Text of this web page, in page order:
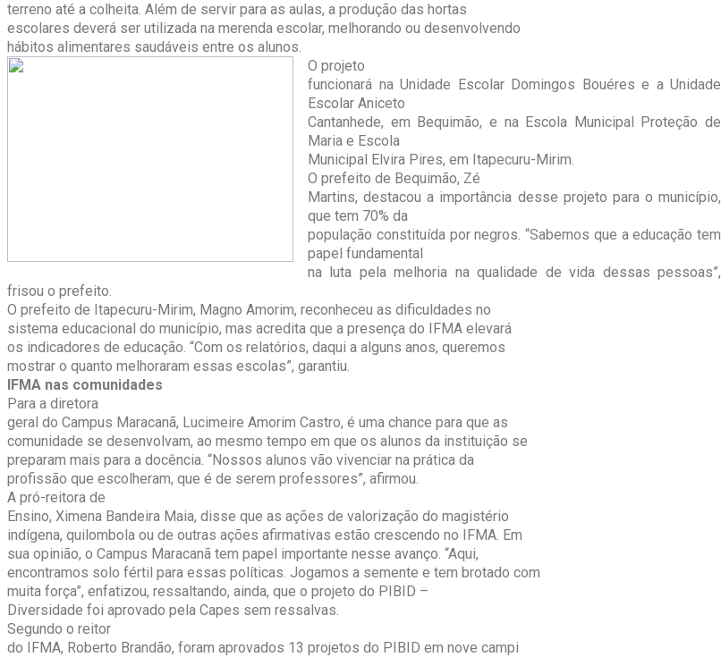
terreno até a colheita. Além de servir para as aulas, a produção das hortas
escolares deverá ser utilizada na merenda escolar, melhorando ou desenvolvendo
hábitos alimentares saudáveis entre os alunos.
O projeto
funcionará na Unidade Escolar Domingos Bouéres e a Unidade
Escolar Aniceto
Cantanhede, em Bequimão, e na Escola Municipal Proteção de
Maria e Escola
Municipal Elvira Pires, em Itapecuru-Mirim.
O prefeito de Bequimão, Zé
Martins, destacou a importância desse projeto para o município,
que tem 70% da
população constituída por negros. “Sabemos que a educação tem
papel fundamental
na luta pela melhoria na qualidade de vida dessas pessoas”,
frisou o prefeito.
O prefeito de Itapecuru-Mirim, Magno Amorim, reconheceu as dificuldades no
sistema educacional do município, mas acredita que a presença do IFMA elevará
os indicadores de educação. “Com os relatórios, daqui a alguns anos, queremos
mostrar o quanto melhoraram essas escolas”, garantiu.
IFMA nas comunidades
Para a diretora
geral do Campus Maracanã, Lucimeire Amorim Castro, é uma chance para que as
comunidade se desenvolvam, ao mesmo tempo em que os alunos da instituição se
preparam mais para a docência. “Nossos alunos vão vivenciar na prática da
profissão que escolheram, que é de serem professores”, afirmou.
A pró-reitora de
Ensino, Ximena Bandeira Maia, disse que as ações de valorização do magistério
indígena, quilombola ou de outras ações afirmativas estão crescendo no IFMA. Em
sua opinião, o Campus Maracanã tem papel importante nesse avanço. “Aqui,
encontramos solo fértil para essas políticas. Jogamos a semente e tem brotado com
muita força”, enfatizou, ressaltando, ainda, que o projeto do PIBID –
Diversidade foi aprovado pela Capes sem ressalvas.
Segundo o reitor
do IFMA, Roberto Brandão, foram aprovados 13 projetos do PIBID em nove campi